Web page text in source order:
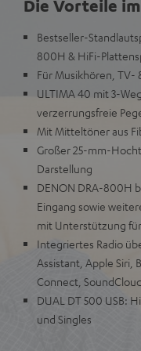
Die Vorteile
Bestseller-
800H & HiFi-
Für Musikhören, TV-
ULTIMA 40 mit 3-
verzerrungsfreie
Mit Mitteltöner aus
Großer 25-mm-
Darstellung
DENON DRA-800H
Eingang sowie
mit Unterstützung für
Integriertes Radio
Assistant, Apple Siri,
Connect,
DUAL DT 500 USB:
und Singles